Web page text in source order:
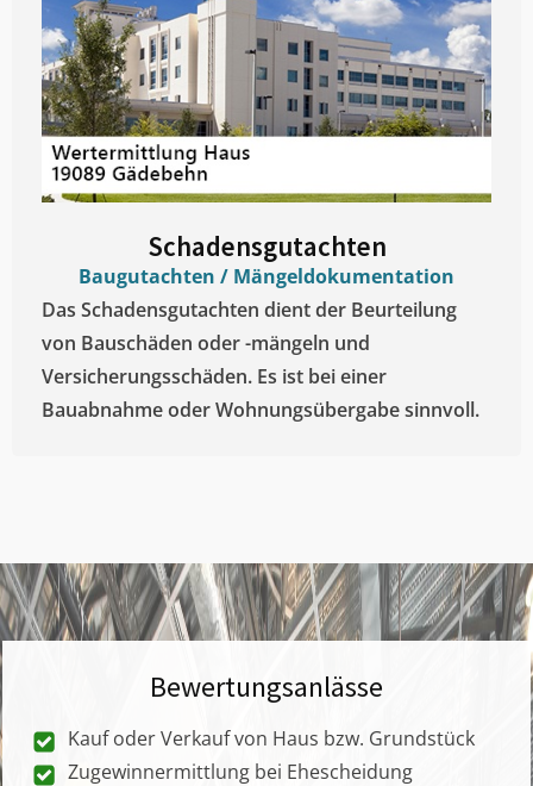
Schadensgutachten
Baugutachten / Mängeldokumentation
Das Schadensgutachten dient der Beurteilung
von Bauschäden oder -mängeln und
Versicherungsschäden. Es ist bei einer
Bauabnahme oder Wohnungsübergabe sinnvoll.
Bewertungsanlässe
Kauf oder Verkauf von Haus bzw. Grundstück
Zugewinnermittlung bei Ehescheidung